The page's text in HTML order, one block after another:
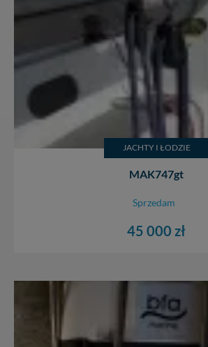
JACHTY I ŁODZIE
MAK747gt
Sprzedam
45 000 zł